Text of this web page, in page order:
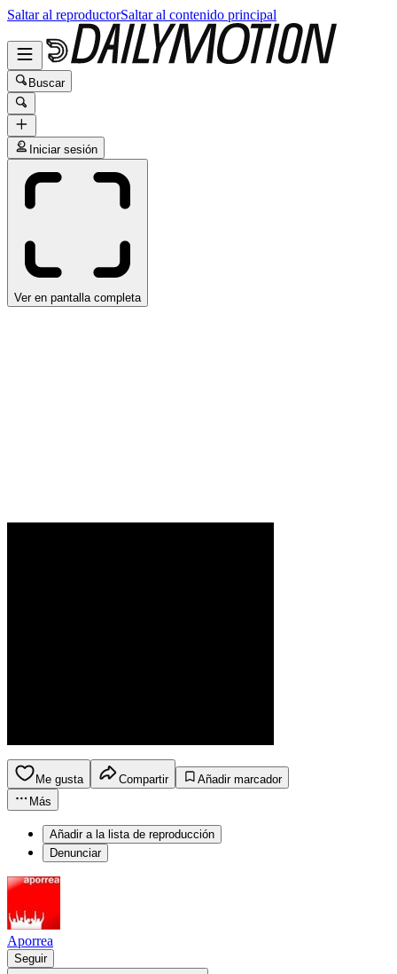
Saltar al reproductorSaltar al contenido principal
Buscar
Iniciar sesión
Ver en pantalla completa
Me gusta Compartir
Añadir marcador
Más
Añadir a la lista de reproducción
Denunciar
Aporrea
Seguir